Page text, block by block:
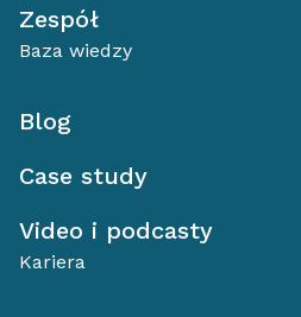
Zespół
Baza wiedzy
Blog
Case study
Video i podcasty
Kariera